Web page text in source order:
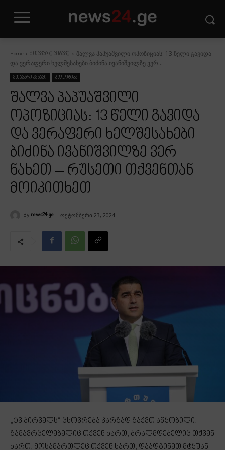
Home მთავარი ამბავი
შალვა პაპუაშვილი ოპოზიციას: 13 წელი გავიდა
და ვერაფერი ხელშესახები ბიძინა ივანიშვილზე ვერ...
მთავარი ამბავი პოლიტიკა
შალვა პაპუაშვილი
ოპოზიციას: 13 წელი გავიდა
და ვერაფერი ხელშესახები
ბიძინა ივანიშვილზე ვერ
ნახეთ – რუსეთი თქვენთან
მოიკითხეთ
By news24.ge ოქტომბერი 23, 2024
„ტვ პირველს“ ცხოვრება კარგად გაქვთ აწყობილი.
გამავრცელებელიც თქვენ ხართ, ბრალმდებელიც თქვენ
ხართ, მოსამართლეც თქვენ ხართ, დაადგინეთ მტყუან-